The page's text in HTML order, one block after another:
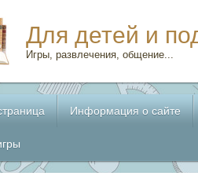
Для детей и
Игры, развлечения, общение...
Информация о сайте